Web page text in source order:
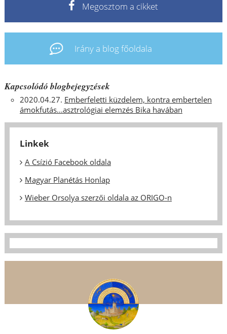
Megosztom a cikket
Irány a blog főoldala
Kapcsolódó blogbejegyzések
2020.04.27. Emberfeletti küzdelem, kontra embertelen
ámokfutás...asztrológiai elemzés Bika havában
Linkek
A Csízió Facebook oldala
Magyar Planétás Honlap
Wieber Orsolya szerzői oldala az ORIGO-n